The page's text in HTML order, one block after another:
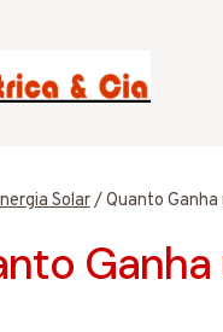
Solar/Quanto